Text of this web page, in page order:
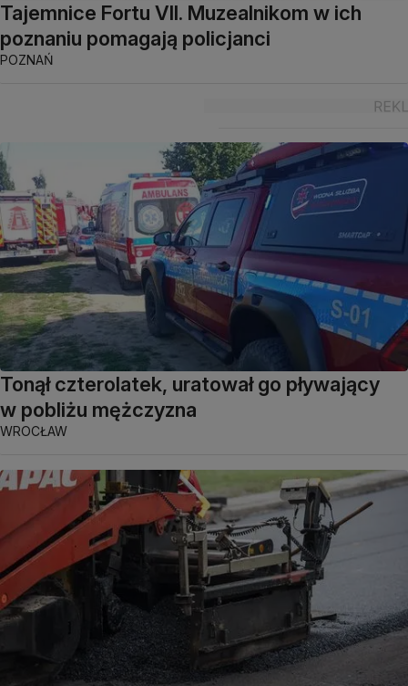
Tajemnice Fortu VII. Muzealnikom w ich
poznaniu pomagają policjanci
POZNAŃ
Tonął czterolatek, uratował go pływający
w pobliżu mężczyzna
WROCŁAW